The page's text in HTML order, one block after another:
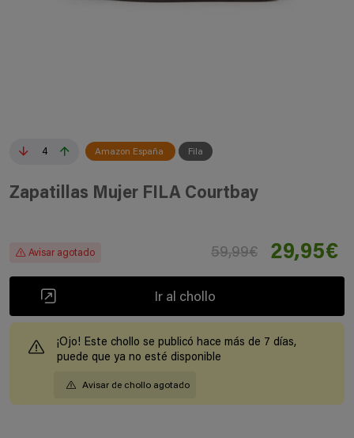
4 Amazon España Fila
Zapatillas Mujer FILA Courtbay
Avisar agotado 59,99€ 29,95€
Ir al chollo
¡Ojo! Este chollo se publicó hace más de 7 días,
puede que ya no esté disponible
Avisar de chollo agotado